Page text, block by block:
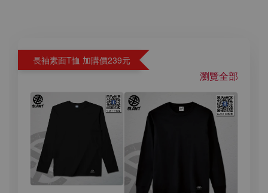
長袖素面T恤 加購價239元
瀏覽全部